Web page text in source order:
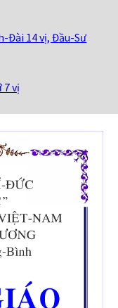
Đài 14 vị, Đầu-Sư
7 vị